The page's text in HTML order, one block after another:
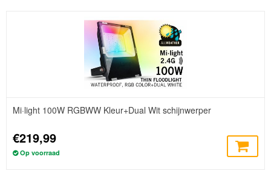
Mi·light 100W RGBWW Kleur+Dual Wit schijnwerper
€219,99
Op voorraad